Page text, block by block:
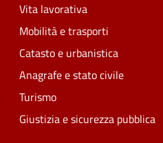
Vita lavorativa
Mobilità e trasporti
Catasto e urbanistica
Anagrafe e stato civile
Turismo
Giustizia e sicurezza pubblica